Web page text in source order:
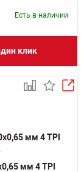
Есть в наличии
клик
мм 4 TPI